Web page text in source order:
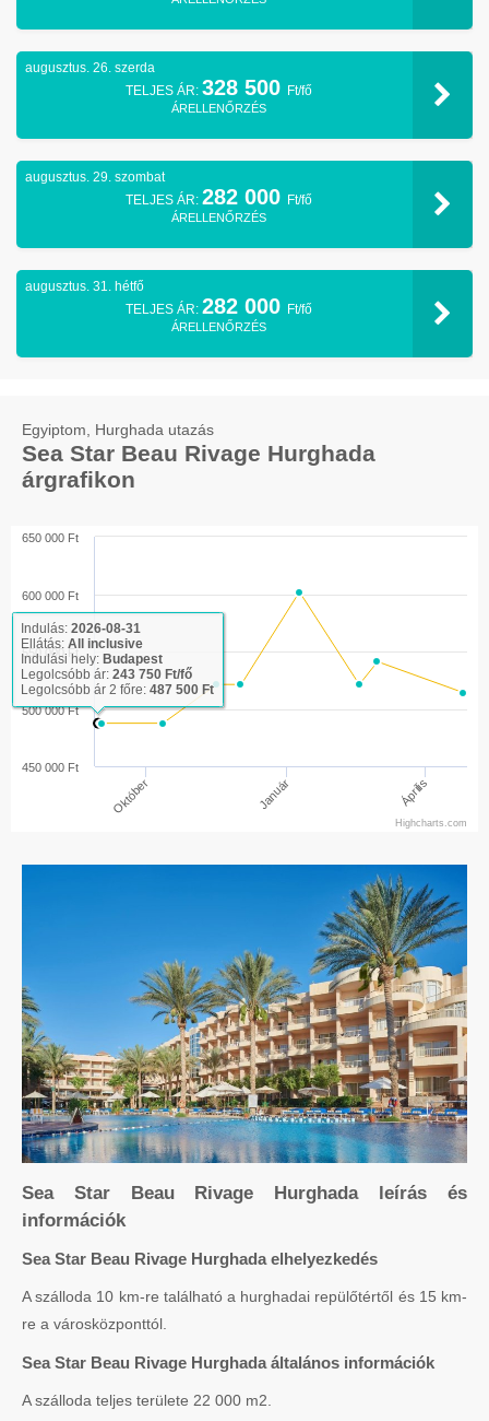
augusztus. 26. szerda
TELJES ÁR: 328 500 Ft/fő
ÁRELLENŐRZÉS
augusztus. 29. szombat
TELJES ÁR: 282 000 Ft/fő
ÁRELLENŐRZÉS
augusztus. 31. hétfő
TELJES ÁR: 282 000 Ft/fő
ÁRELLENŐRZÉS
Egyiptom, Hurghada utazás
Sea Star Beau Rivage Hurghada
árgrafikon
Január
Október Április
450 000 Ft
500 000 Ft
550 000 Ft
600 000 Ft
650 000 Ft
Highcharts.com
Indulás: 2026-08-31
Ellátás: All inclusive
Indulási hely: Budapest
Legolcsóbb ár: 243 750 Ft/fő
Legolcsóbb ár 2 főre: 487 500 Ft
Sea Star Beau Rivage Hurghada leírás és
információk
Sea Star Beau Rivage Hurghada elhelyezkedés
A szálloda 10 km-re található a hurghadai repülőtértől és 15 km-
re a városközponttól.
Sea Star Beau Rivage Hurghada általános információk
A szálloda teljes területe 22 000 m2.